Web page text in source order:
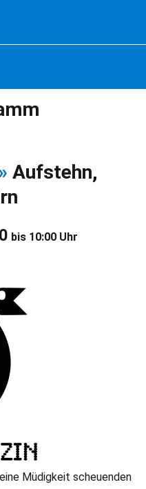
Aufstehn,
bis 10:00 Uhr
Müdigkeit scheuenden